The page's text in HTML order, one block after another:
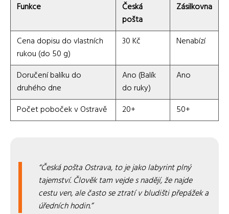
Funkce
Česká
pošta
Zásilkovna
Cena dopisu do vlastních
rukou (do 50 g)
30 Kč Nenabízí
Doručení balíku do
druhého dne
Ano (Balík
do ruky)
Ano
Počet poboček v Ostravě 20+ 50+
Česká pošta Ostrava, to je jako labyrint plný
tajemství. Člověk tam vejde s nadějí, že najde
cestu ven, ale často se ztratí v bludišti přepážek a
úředních hodin.